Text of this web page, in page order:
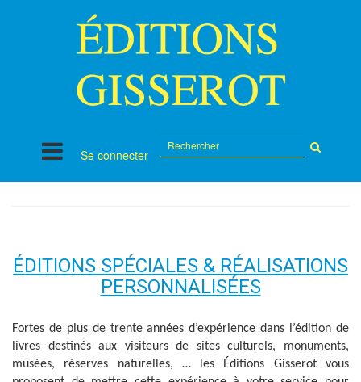
Se connecter
sur
ÉDITIONS SPÉCIALES & RÉALISATIONS
PERSONNALISÉES
Fortes de plus de trente années d’expérience dans l’édition de
livres destinés aux visiteurs de sites culturels, monuments,
musées, réserves naturelles, … les Éditions Gisserot vous